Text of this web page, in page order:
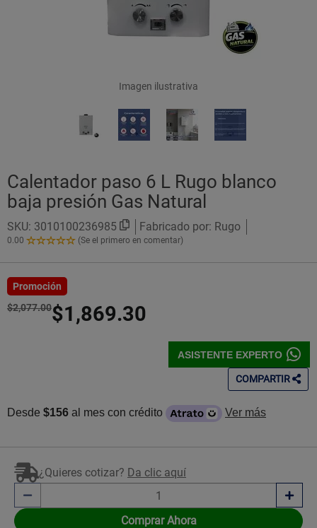
Imagen ilustrativa
Calentador paso 6 L Rugo blanco
baja presión Gas Natural
SKU: 3010100236985 Fabricado por: Rugo
0.00
0.00
Estrellas!
(Se el primero en comentar)
Promoción
$2,077.00$1,869.30
ASISTENTE EXPERTO
COMPARTIR
Desde $156 al mes con crédito Ver más
¿Quieres cotizar? Da clic aquí
Comprar Ahora